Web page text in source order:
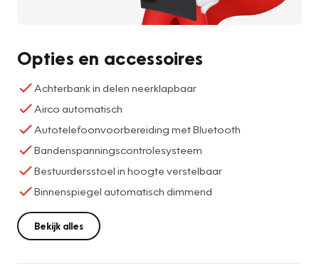
Opties en accessoires
Achterbank in delen neerklapbaar
Airco automatisch
Autotelefoonvoorbereiding met Bluetooth
Bandenspanningscontrolesysteem
Bestuurdersstoel in hoogte verstelbaar
Binnenspiegel automatisch dimmend
Bekijk alles